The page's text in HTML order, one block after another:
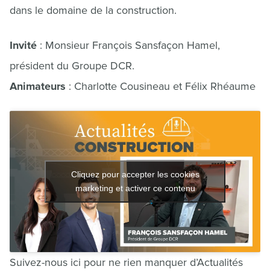
dans le domaine de la construction.
Invité : Monsieur François Sansfaçon Hamel,
président du Groupe DCR.
Animateurs : Charlotte Cousineau et Félix Rhéaume
Cliquez pour accepter les cookies
marketing et activer ce contenu
Suivez-nous ici pour ne rien manquer d’Actualités